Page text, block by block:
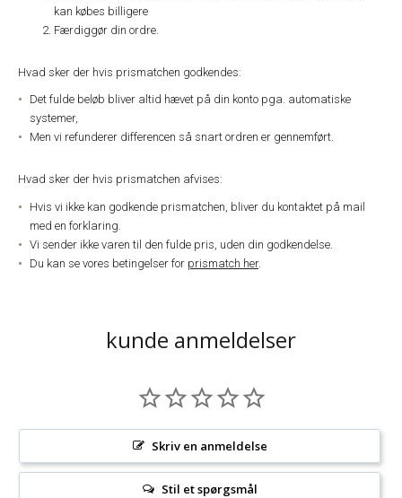
kan købes billigere
Færdiggør din ordre.
Hvad sker der hvis prismatchen godkendes:
Det fulde beløb bliver altid hævet på din konto pga. automatiske
systemer,
Men vi refunderer differencen så snart ordren er gennemført.
Hvad sker der hvis prismatchen afvises:
Hvis vi ikke kan godkende prismatchen, bliver du kontaktet på mail
med en forklaring.
Vi sender ikke varen til den fulde pris, uden din godkendelse.
Du kan se vores betingelser for prismatch her.
kunde anmeldelser
Skriv en anmeldelse
Stil et spørgsmål